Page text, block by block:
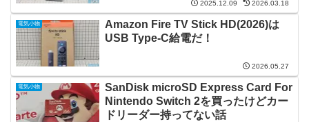
2025.12.09 2026.03.18
電気小物
Amazon Fire TV Stick HD(2026)は
USB Type-C給電だ！
2026.05.27
電気小物
SanDisk microSD Express Card For
Nintendo Switch 2を買ったけどカー
ドリーダー持ってない話